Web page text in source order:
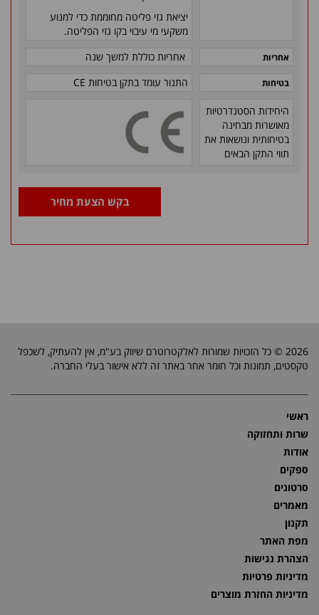
יציאת גזי פליטה מחוממת כדי למנוע
משקעי מי עיבוי בקו גזי הפליטה.
אחריות אחריות כוללת למשך שנה
בטיחות התנור עומד בתקן בטיחות CE
היחידות הסטנדרטיות
מאושרות מבחינה
בטיחותית ונושאות את
תווי התקן הבאים
בקש הצעת מחיר
2026 © כל הזכויות שמורות לאלקטרוטרם שיווק בע"מ, אין להעתיק, לשכפל
טקסטים, תמונות וכל חומר אחר באתר זה ללא אישור בעלי החברה.
ראשי
שרות ותחזוקה
אודות
ספקים
סרטונים
מאמרים
תקנון
מפת האתר
הצהרת נגישות
מדיניות פרטיות
מדיניות החזרת מוצרים